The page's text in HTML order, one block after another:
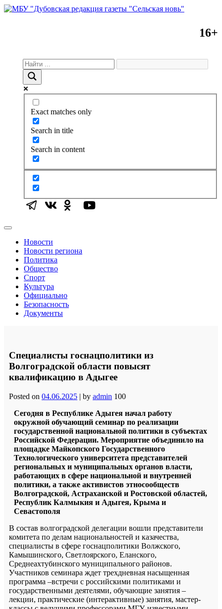
16+
Exact matches only
Search in title
Search in content
Новости
Новости региона
Политика
Общество
Спорт
Культура
Официально
Безопасность
Документы
Специалисты госнацполитики из
Волгоградской области повысят
квалификацию в Адыгее
Posted on 04.06.2025 | by admin 100
Сегодня в Республике Адыгея начал работу
окружной обучающий семинар по реализации
государственной национальной политики в субъектах
Российской Федерации. Мероприятие объединило на
площадке Майкопского Государственного
Технологического университета представителей
региональных и муниципальных органов власти,
работающих в сфере национальной и внутренней
политики, а также активистов этносообществ
Волгоградской, Астраханской и Ростовской областей,
Республик Калмыкия и Адыгея, Крыма и
Севастополя
В состав волгоградской делегации вошли представители
комитета по делам национальностей и казачества,
специалисты в сфере госнацполитики Волжского,
Камышинского, Светлоярского, Еланского,
Среднеахтубинского муниципального районов.
Участников семинара ждет трехдневная насыщенная
программа –встречи с российскими политиками и
государственными деятелями, обучающие занятия –
лекции, практические (интерактивные) занятия, мастер-